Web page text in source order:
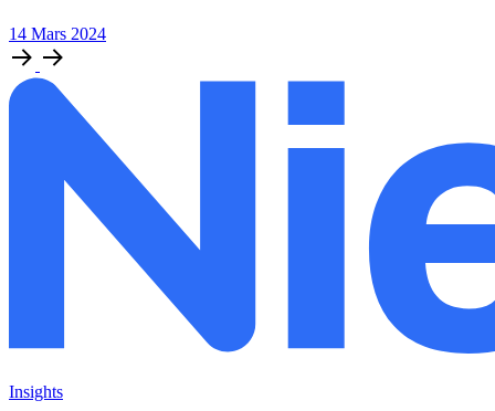
14 Mars 2024
Insights